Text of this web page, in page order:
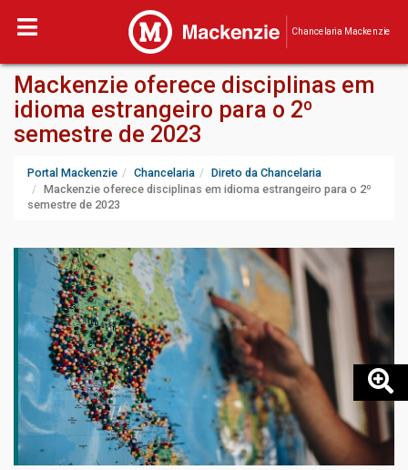
Chancelaria Mackenzie
Mackenzie oferece disciplinas em
idioma estrangeiro para o 2º
semestre de 2023
Portal Mackenzie Chancelaria
Direto da Chancelaria
Mackenzie oferece disciplinas em idioma estrangeiro para o 2º
semestre de 2023